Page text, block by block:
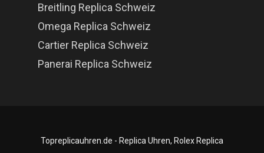
Breitling Replica Schweiz
Omega Replica Schweiz
Cartier Replica Schweiz
Panerai Replica Schweiz
Topreplicauhren.de - Replica Uhren, Rolex Replica